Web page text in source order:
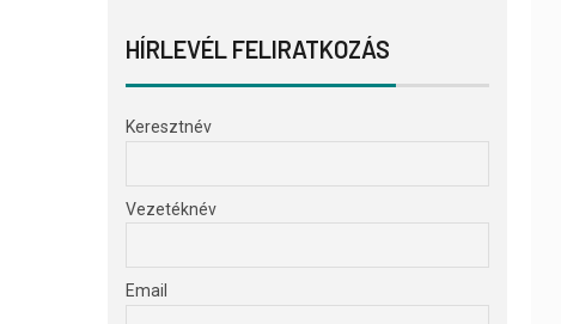
HÍRLEVÉL FELIRATKOZÁS
Keresztnév
Vezetéknév
Email